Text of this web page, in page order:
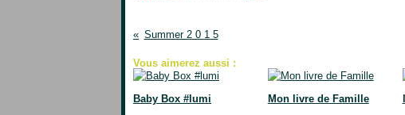
Summer 2 0 1 5
Vous aimerez aussi :
Baby Box #lumi Mon livre de Famille